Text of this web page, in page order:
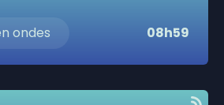
ondes 08h59